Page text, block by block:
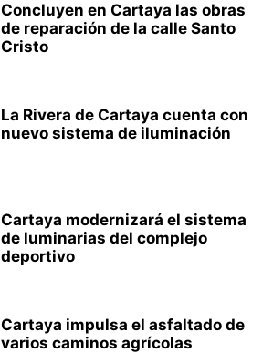
Concluyen en Cartaya las obras
de reparación de la calle Santo
Cristo
La Rivera de Cartaya cuenta con
nuevo sistema de iluminación
Cartaya modernizará el sistema
de luminarias del complejo
deportivo
Cartaya impulsa el asfaltado de
varios caminos agrícolas